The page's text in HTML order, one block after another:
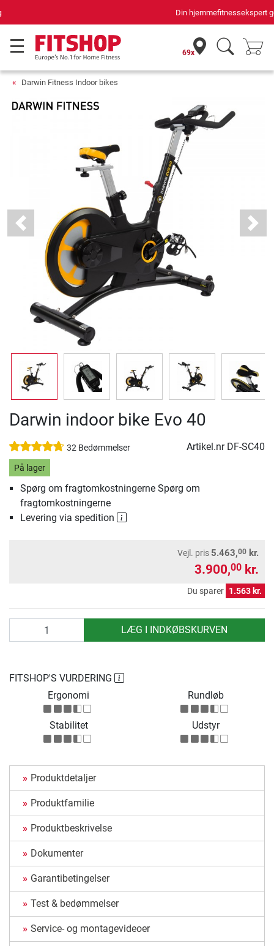
Din hjemmefitnessekspert gennem 42 år
69x
Darwin Fitness Indoor bikes
Previous Next
Darwin indoor bike Evo 40
32 Bedømmelser Artikel.nr DF-SC40
På lager
Spørg om fragtomkostningerne Spørg om
fragtomkostningerne
Levering via spedition
Vejl. pris 5.463,00 kr.
3.900,00 kr.
Du sparer 1.563 kr.
LÆG I INDKØBSKURVEN
FITSHOP'S VURDERING
Ergonomi
Rundløb
Stabilitet Udstyr
Produktdetaljer
Produktfamilie
Produktbeskrivelse
Dokumenter
Garantibetingelser
Test & bedømmelser
Service- og montagevideoer